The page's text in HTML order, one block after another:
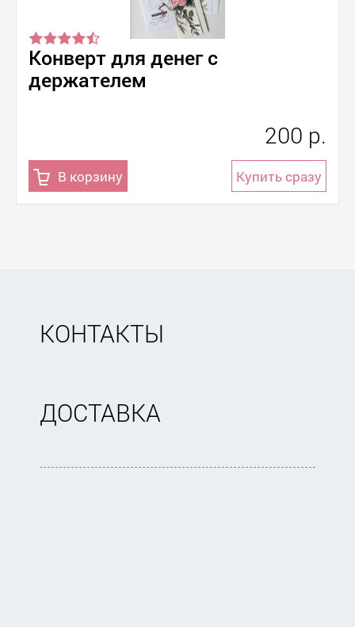
Конверт для денег с
держателем
200 р.
В корзину Купить сразу
КОНТАКТЫ
ДОСТАВКА